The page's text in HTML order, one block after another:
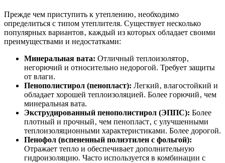
Прежде чем приступить к утеплению‚ необходимо
определиться с типом утеплителя. Существует несколько
популярных вариантов‚ каждый из которых обладает своими
преимуществами и недостатками:
Минеральная вата: Отличный теплоизолятор‚
негорючий и относительно недорогой. Требует защиты
от влаги.
Пенополистирол (пенопласт): Легкий‚ влагостойкий и
обладает хорошей теплоизоляцией. Более горючий‚ чем
минеральная вата.
Экструдированный пенополистирол (ЭППС): Более
плотный и прочный‚ чем пенопласт‚ с улучшенными
теплоизоляционными характеристиками. Более дорогой.
Пенофол (вспененный полиэтилен с фольгой):
Отражает тепло и обеспечивает дополнительную
гидроизоляцию. Часто используется в комбинации с